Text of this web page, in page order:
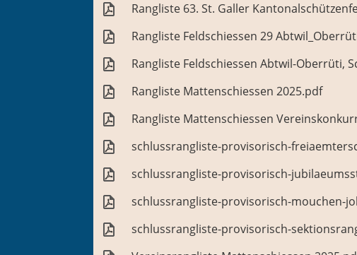
Rangliste 63. St. Galler
Rangliste Feldschiessen 29
Rangliste Feldschiessen Abtwil-Oberrüti,
Rangliste Mattenschiessen 2025.pdf
Rangliste Mattenschiessen
schlussrangliste-provisorisch-
schlussrangliste-provisorisch-
schlussrangliste-provisorisch-mouchen-
schlussrangliste-provisorisch-